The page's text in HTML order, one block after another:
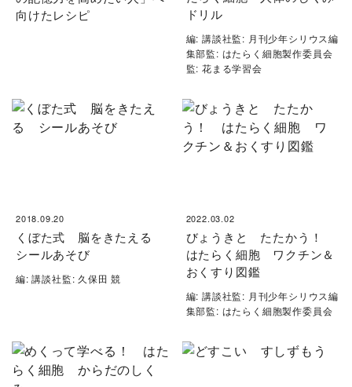
向けたレシピ
ドリル
編: 講談社監: 月刊少年シリウス編
集部監: はたらく細胞製作委員会
監: 花まる学習会
2018.09.20
くぼた式 脳をきたえる
シールあそび
編: 講談社監: 久保田 競
2022.03.02
びょうきと たたかう！
はたらく細胞 ワクチン＆
おくすり図鑑
編: 講談社監: 月刊少年シリウス編
集部監: はたらく細胞製作委員会